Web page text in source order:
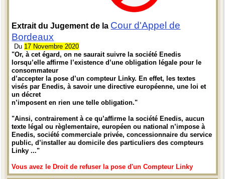
Extrait du Jugement de la Cour d'Appel de
Bordeaux
Du 17 Novembre 2020
"Or, à cet égard, on ne saurait suivre la société Enedis
lorsqu’elle affirme l’existence d’une obligation légale pour le
consommateur
d’accepter la pose d’un compteur Linky. En effet, les textes
visés par Enedis, à savoir une directive européenne, une loi et
un décret
n’imposent en rien une telle obligation."
"Ainsi, contrairement à ce qu’affirme la société Enedis, aucun
texte légal ou règlementaire, européen ou national n’impose à
Enedis, société commerciale privée, concessionnaire du service
public, d’installer au domicile des particuliers des compteurs
Linky ..."
Vous avez le Droit de refuser la pose d'un Compteur Linky